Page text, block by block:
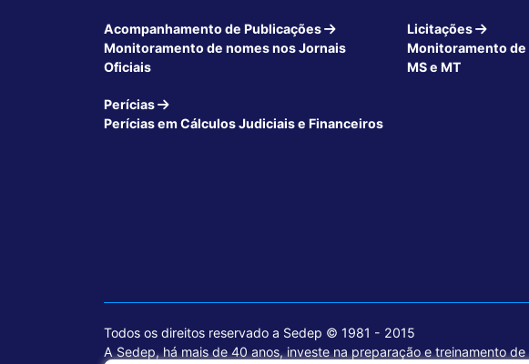
Acompanhamento de Publicações
Monitoramento de nomes nos Jornais
Oficiais
Licitações
Monitoramento de
MS e MT
Perícias
Perícias em Cálculos Judiciais e Financeiros
Todos os direitos reservado a Sedep © 1981 - 2015
A Sedep, há mais de 40 anos, investe na preparação e treinamento